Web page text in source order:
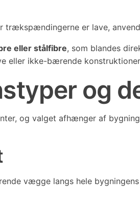
trækspændingerne er lave,
eller stålfibre, som blandes
eller ikke-bærende
og
og valget afhænger af
vægge langs hele